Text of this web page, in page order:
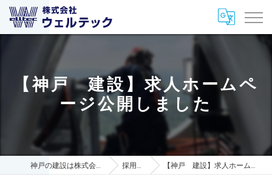
【神戸 建設】求人ホームペ
ージ公開しました
神戸の建設は株式会社ウェルテック 採用ブログ 【神戸 建設】求人ホームページ公開しました